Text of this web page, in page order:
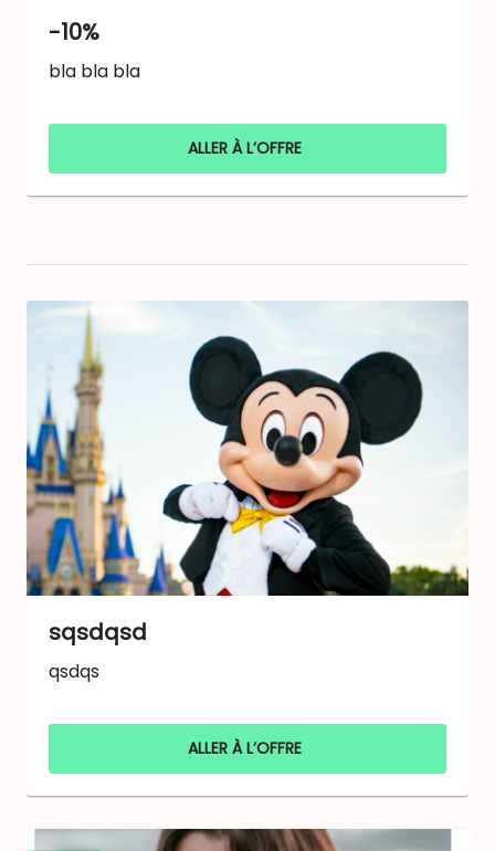
-10%
bla bla bla
ALLER À L’OFFRE
sqsdqsd
qsdqs
ALLER À L’OFFRE